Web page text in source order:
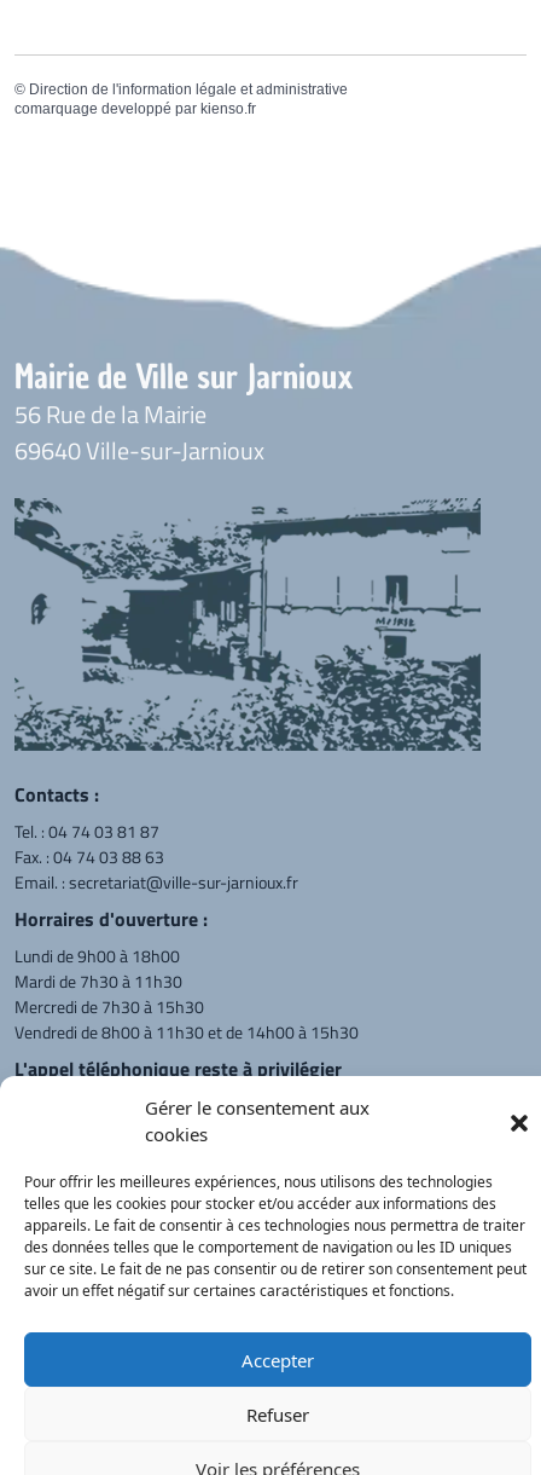
Gérer le consentement aux
cookies
Pour offrir les meilleures expériences, nous utilisons des technologies
telles que les cookies pour stocker et/ou accéder aux informations des
appareils. Le fait de consentir à ces technologies nous permettra de traiter
des données telles que le comportement de navigation ou les ID uniques
sur ce site. Le fait de ne pas consentir ou de retirer son consentement peut
avoir un effet négatif sur certaines caractéristiques et fonctions.
Accepter
Refuser
Voir les préférences
© Direction de l'information légale et administrative
comarquage developpé par kienso.fr
Mairie de Ville sur Jarnioux
56 Rue de la Mairie
69640 Ville-sur-Jarnioux
Contacts :
Tel. :04 74 03 81 87
Fax. : 04 74 03 88 63
Email. :secretariat@ville-sur-jarnioux.fr
Horraires d'ouverture :
Lundi de 9h00 à 18h00
Mardi de 7h30 à 11h30
Mercredi de 7h30 à 15h30
Vendredi de 8h00 à 11h30 et de 14h00 à 15h30
L'appel téléphonique reste à privilégier
Monsieur le Maire et les adjoints
reçoivent sur rendez-vous.
Retour à l'accueil Actualités PanneauPocket Recherche
Démarches
Contacts
Mentions
Plan du site